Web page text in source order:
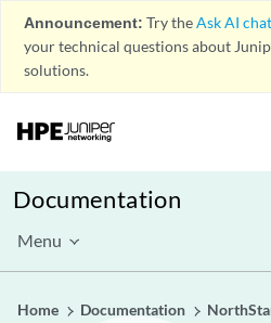
Announcement: Try theAsk AI
your technical questions about
solutions.
Documentation
Menu
Home Documentation